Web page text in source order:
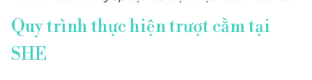
Quy trình thực hiện trượt cằm tại
SHE